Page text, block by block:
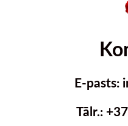
E-pasts:
Tālr.: